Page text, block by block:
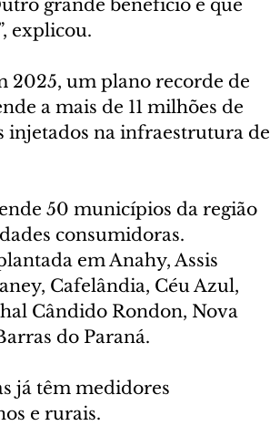
grande benefício é que
explicou.
2025, um plano recorde de
a mais de 11 milhões de
injetados na infraestrutura de
50 municípios da região
consumidoras.
em Anahy, Assis
Cafelândia, Céu Azul,
Cândido Rondon, Nova
do Paraná.
já têm medidores
e rurais.